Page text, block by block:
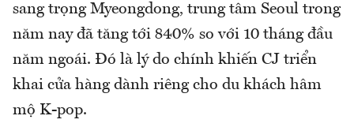
sang trọng Myeongdong, trung tâm Seoul trong
năm nay đã tăng tới 840% so với 10 tháng đầu
năm ngoái. Đó là lý do chính khiến CJ triển
khai cửa hàng dành riêng cho du khách hâm
mộ K-pop.